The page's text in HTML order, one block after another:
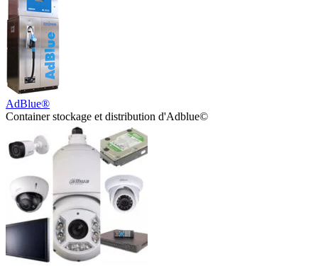
AdBlue®
Container stockage et distribution d'Adblue©